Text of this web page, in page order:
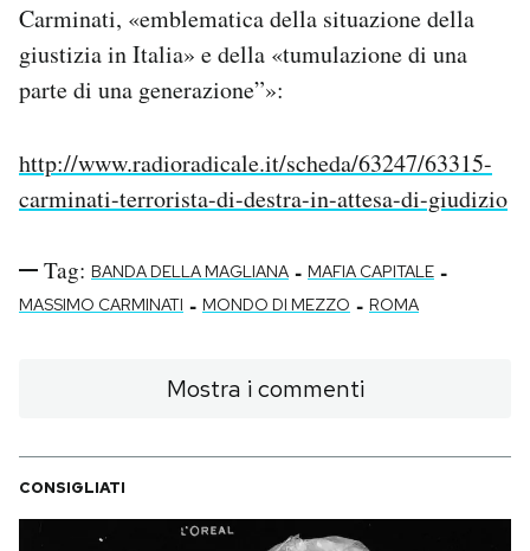
Carminati, «emblematica della situazione della
giustizia in Italia» e della «tumulazione di una
parte di una generazione”»:
http://www.radioradicale.it/scheda/63247/63315-
carminati-terrorista-di-destra-in-attesa-di-giudizio
Tag: BANDA DELLA MAGLIANA - MAFIA CAPITALE -
MASSIMO CARMINATI - MONDO DI MEZZO - ROMA
Mostra i commenti
CONSIGLIATI